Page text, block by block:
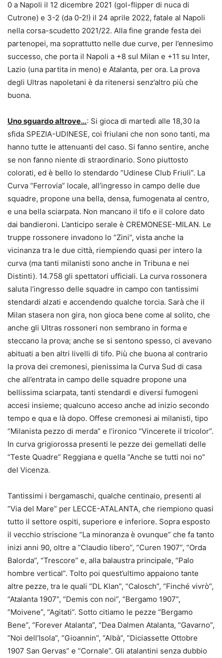
0 a Napoli il 12 dicembre 2021 (gol-flipper di nuca di
Cutrone) e 3-2 (da 0-2!) il 24 aprile 2022, fatale al Napoli
nella corsa-scudetto 2021/22. Alla fine grande festa dei
partenopei, ma soprattutto nelle due curve, per l’ennesimo
successo, che porta il Napoli a +8 sul Milan e +11 su Inter,
Lazio (una partita in meno) e Atalanta, per ora. La prova
degli Ultras napoletani è da ritenersi senz’altro più che
buona.
Uno sguardo altrove…: Si gioca di martedì alle 18,30 la
sfida SPEZIA-UDINESE, coi friulani che non sono tanti, ma
hanno tutte le attenuanti del caso. Si fanno sentire, anche
se non fanno niente di straordinario. Sono piuttosto
colorati, ed è bello lo stendardo “Udinese Club Friuli”. La
Curva “Ferrovia” locale, all’ingresso in campo delle due
squadre, propone una bella, densa, fumogenata al centro,
e una bella sciarpata. Non mancano il tifo e il colore dato
dai bandieroni. L’anticipo serale è CREMONESE-MILAN. Le
truppe rossonere invadono lo “Zini”, vista anche la
vicinanza tra le due città, riempiendo quasi per intero la
curva (ma tanti milanisti sono anche in Tribuna e nei
Distinti). 14.758 gli spettatori ufficiali. La curva rossonera
saluta l’ingresso delle squadre in campo con tantissimi
stendardi alzati e accendendo qualche torcia. Sarà che il
Milan stasera non gira, non gioca bene come al solito, che
anche gli Ultras rossoneri non sembrano in forma e
steccano la prova; anche se si sentono spesso, ci avevano
abituati a ben altri livelli di tifo. Più che buona al contrario
la prova dei cremonesi, pienissima la Curva Sud di casa
che all’entrata in campo delle squadre propone una
bellissima sciarpata, tanti stendardi e diversi fumogeni
accesi insieme; qualcuno acceso anche ad inizio secondo
tempo e qua e là dopo. Offese cremonesi ai milanisti, tipo
“Milanista pezzo di merda” e l’ironico “Vincerete il tricolor”.
In curva grigiorossa presenti le pezze dei gemellati delle
“Teste Quadre” Reggiana e quella “Anche se tutti noi no”
del Vicenza.
Tantissimi i bergamaschi, qualche centinaio, presenti al
“Via del Mare” per LECCE-ATALANTA, che riempiono quasi
tutto il settore ospiti, superiore e inferiore. Sopra esposto
il vecchio striscione “La minoranza è ovunque” che fa tanto
inizi anni 90, oltre a “Claudio libero”, “Curen 1907”, “Orda
Balorda”, “Trescore” e, alla balaustra principale, “Palo
hombre vertical”. Tolto poi quest’ultimo appaiono tante
altre pezze, tra le quali “DL Klan”, “Calosch”, “Finché vivrò”,
“Atalanta 1907”, “Demis con noi”, “Bergamo 1907”,
“Moivene”, “Agitati”. Sotto citiamo le pezze “Bergamo
Bene”, “Forever Atalanta”, “Dea Dalmen Atalanta, “Gavarno”,
“Noi dell’Isola”, “Gioannin”, “Albà”, “Diciassette Ottobre
1907 San Gervas” e “Cornale”. Gli atalantini senza dubbio